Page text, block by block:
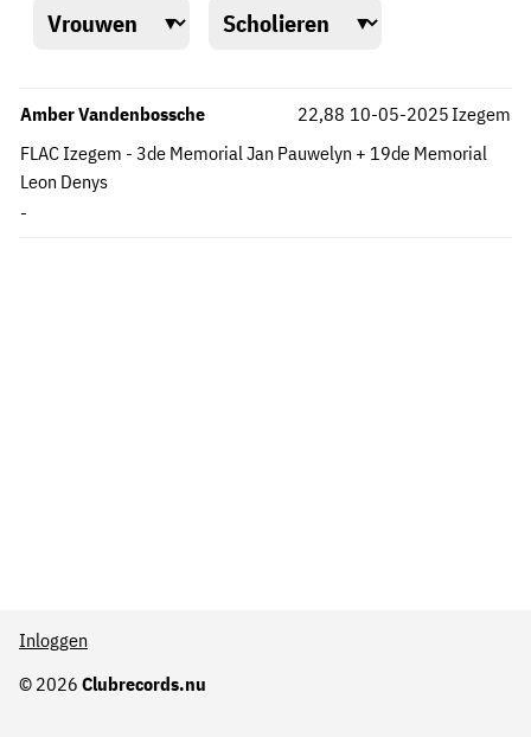
Amber Vandenbossche
Izegem
FLAC Izegem - 3de Memorial Jan Pauwelyn + 19de Memorial
Leon Denys
22,88
-
10-05-2025
© 2026 Clubrecords.nu
Inloggen